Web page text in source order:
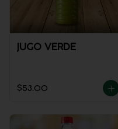
JUGO VERDE
$53.00